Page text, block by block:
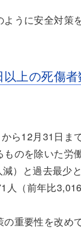
ように安全対策
上の死傷
ら12月31日ま
ものを除いた労
）と過去最少
人（前年比
の重要性を改め